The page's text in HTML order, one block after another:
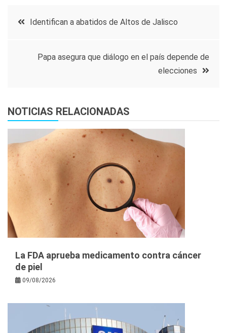
Navegación
Identifican a abatidos de Altos de Jalisco
Papa asegura que diálogo en el país depende de
elecciones
NOTICIAS RELACIONADAS
La FDA aprueba medicamento contra cáncer
de piel
09/08/2026